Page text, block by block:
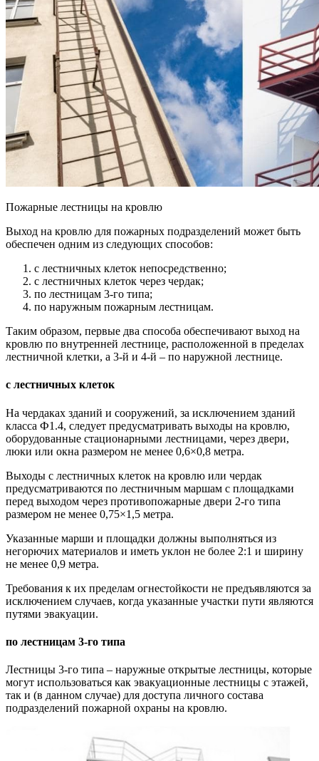
Пожарные лестницы на кровлю
Выход на кровлю для пожарных подразделений может быть
обеспечен одним из следующих способов:
с лестничных клеток непосредственно;
с лестничных клеток через чердак;
по лестницам 3-го типа;
по наружным пожарным лестницам.
Таким образом, первые два способа обеспечивают выход на
кровлю по внутренней лестнице, расположенной в пределах
лестничной клетки, а 3-й и 4-й – по наружной лестнице.
с лестничных клеток
На чердаках зданий и сооружений, за исключением зданий
класса Ф1.4, следует предусматривать выходы на кровлю,
оборудованные стационарными лестницами, через двери,
люки или окна размером не менее 0,6×0,8 метра.
Выходы с лестничных клеток на кровлю или чердак
предусматриваются по лестничным маршам с площадками
перед выходом через противопожарные двери 2-го типа
размером не менее 0,75×1,5 метра.
Указанные марши и площадки должны выполняться из
негорючих материалов и иметь уклон не более 2:1 и ширину
не менее 0,9 метра.
Требования к их пределам огнестойкости не предъявляются за
исключением случаев, когда указанные участки пути являются
путями эвакуации.
по лестницам 3-го типа
Лестницы 3-го типа – наружные открытые лестницы, которые
могут использоваться как эвакуационные лестницы с этажей,
так и (в данном случае) для доступа личного состава
подразделений пожарной охраны на кровлю.